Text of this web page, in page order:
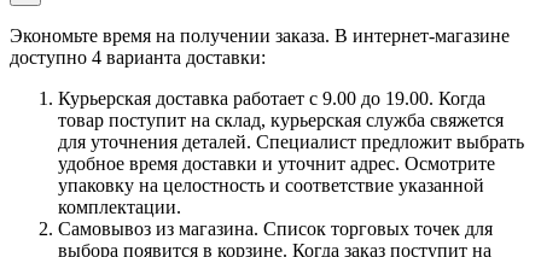
Экономьте время на получении заказа. В интернет-магазине
доступно 4 варианта доставки:
Курьерская доставка работает с 9.00 до 19.00. Когда
товар поступит на склад, курьерская служба свяжется
для уточнения деталей. Специалист предложит выбрать
удобное время доставки и уточнит адрес. Осмотрите
упаковку на целостность и соответствие указанной
комплектации.
Самовывоз из магазина. Список торговых точек для
выбора появится в корзине. Когда заказ поступит на